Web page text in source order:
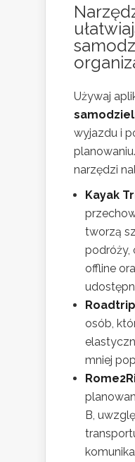
Używaj
wyjazdu i
narzędzi
Kayak
tworzą
podróży,
offline
osób,
mniej
B,